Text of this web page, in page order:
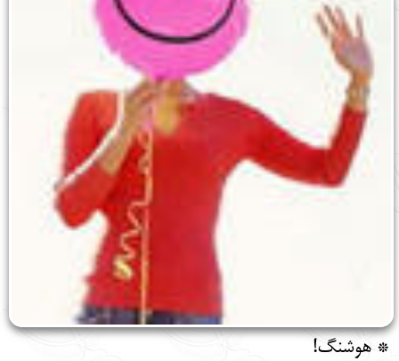
* هوشنگ!